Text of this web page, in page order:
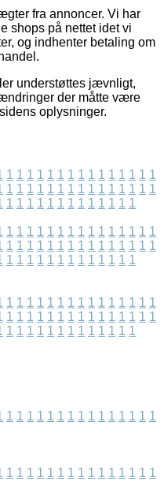
fra annoncer. Vi har
shops på nettet idet vi
og indhenter betaling om
understøttes jævnligt,
der måtte være
oplysninger.
1 1 1 1 1 1 1 1 1 1 1 1 1 1 1
1 1 1 1 1 1 1 1 1 1 1 1 1 1 1
1 1 1 1 1 1 1 1 1 1 1 1 1
1 1 1 1 1 1 1 1 1 1 1 1 1 1 1
1 1 1 1 1 1 1 1 1 1 1 1 1 1 1
1 1 1 1 1 1 1 1 1 1 1 1 1
1 1 1 1 1 1 1 1 1 1 1 1 1 1 1
1 1 1 1 1 1 1 1 1 1 1 1 1 1 1
1 1 1 1 1 1 1 1 1 1 1 1 1
1 1 1 1 1 1 1 1 1 1 1 1 1 1 1
1 1 1 1 1 1 1 1 1 1 1 1 1 1 1